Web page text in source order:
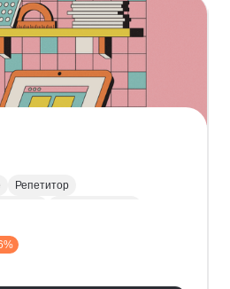
Репетитор